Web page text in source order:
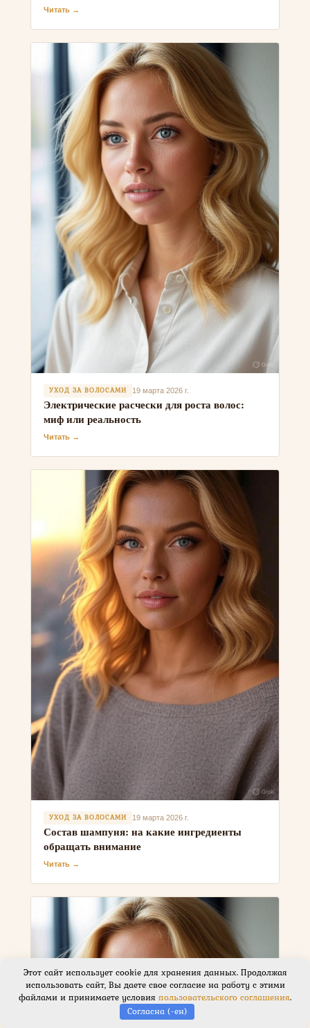
Читать →
УХОД ЗА ВОЛОСАМИ 19 марта 2026 г.
Электрические расчески для роста волос:
миф или реальность
Читать →
УХОД ЗА ВОЛОСАМИ 19 марта 2026 г.
Состав шампуня: на какие ингредиенты
обращать внимание
Читать →
Этот сайт использует cookie для хранения данных. Продолжая
использовать сайт, Вы даете свое согласие на работу с этими
файлами и принимаете условия пользовательского соглашения.
Согласна (-ен)